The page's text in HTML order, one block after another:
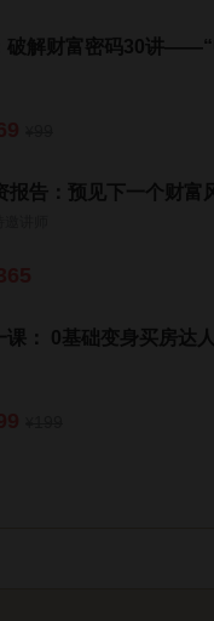
破解财富密码30讲——“
报告：预见下一个财富
课： 0基础变身买房达